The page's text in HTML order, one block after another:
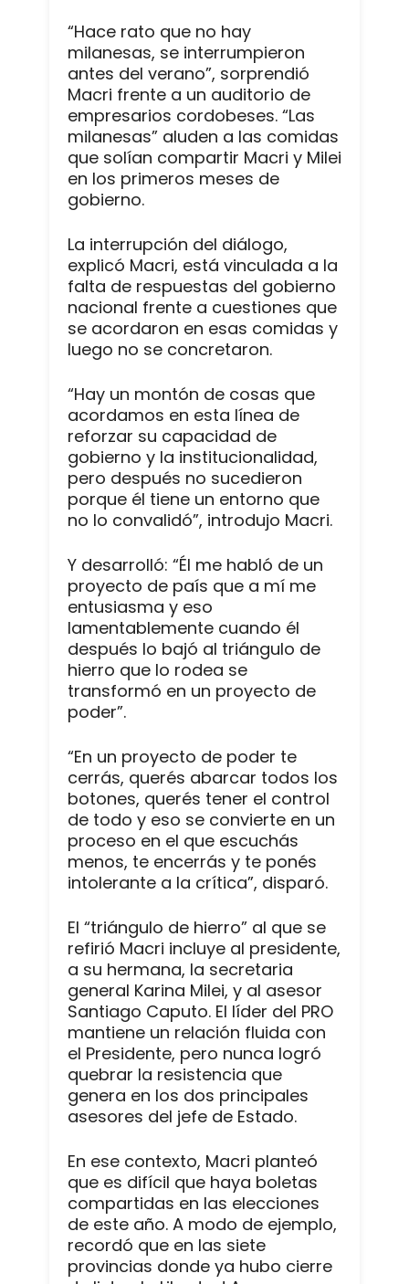
“Hace rato que no hay
milanesas, se interrumpieron
antes del verano”, sorprendió
Macri frente a un auditorio de
empresarios cordobeses. “Las
milanesas” aluden a las comidas
que solían compartir Macri y Milei
en los primeros meses de
gobierno.
La interrupción del diálogo,
explicó Macri, está vinculada a la
falta de respuestas del gobierno
nacional frente a cuestiones que
se acordaron en esas comidas y
luego no se concretaron.
“Hay un montón de cosas que
acordamos en esta línea de
reforzar su capacidad de
gobierno y la institucionalidad,
pero después no sucedieron
porque él tiene un entorno que
no lo convalidó”, introdujo Macri.
Y desarrolló: “Él me habló de un
proyecto de país que a mí me
entusiasma y eso
lamentablemente cuando él
después lo bajó al triángulo de
hierro que lo rodea se
transformó en un proyecto de
poder”.
“En un proyecto de poder te
cerrás, querés abarcar todos los
botones, querés tener el control
de todo y eso se convierte en un
proceso en el que escuchás
menos, te encerrás y te ponés
intolerante a la crítica”, disparó.
El “triángulo de hierro” al que se
refirió Macri incluye al presidente,
a su hermana, la secretaria
general Karina Milei, y al asesor
Santiago Caputo. El líder del PRO
mantiene un relación fluida con
el Presidente, pero nunca logró
quebrar la resistencia que
genera en los dos principales
asesores del jefe de Estado.
En ese contexto, Macri planteó
que es difícil que haya boletas
compartidas en las elecciones
de este año. A modo de ejemplo,
recordó que en las siete
provincias donde ya hubo cierre